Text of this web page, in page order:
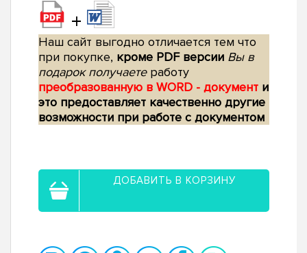
+
Наш сайт выгодно отличается тем что
при покупке, кроме PDF версии Вы в
подарок получаетеработу
преобразованную в WORD - документ и
это предоставляет качественно другие
возможности при работе с документом
ДОБАВИТЬ В КОРЗИНУ